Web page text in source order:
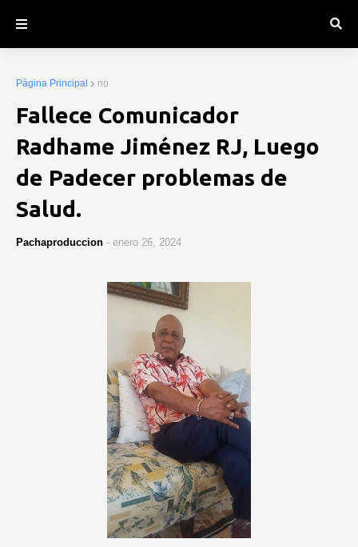
Página Principal no
Fallece Comunicador
Radhame Jiménez RJ, Luego
de Padecer problemas de
Salud.
Pachaproduccion - enero 26, 2024